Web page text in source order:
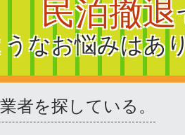
民泊撤退
なお悩みはあ
者を探している。